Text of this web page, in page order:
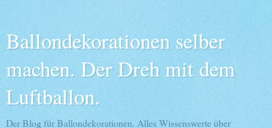
Ballondekorationen selber
machen. Der Dreh mit dem
Luftballon.
Der Blog für Ballondekorationen. Alles Wissenswerte über